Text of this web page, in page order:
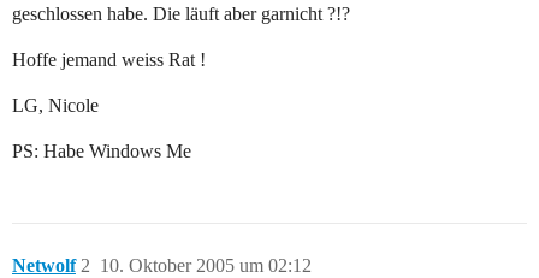
geschlossen habe. Die läuft aber garnicht ?!?
Hoffe jemand weiss Rat !
LG, Nicole
PS: Habe Windows Me
Netwolf 10. Oktober 2005 um 02:12
2